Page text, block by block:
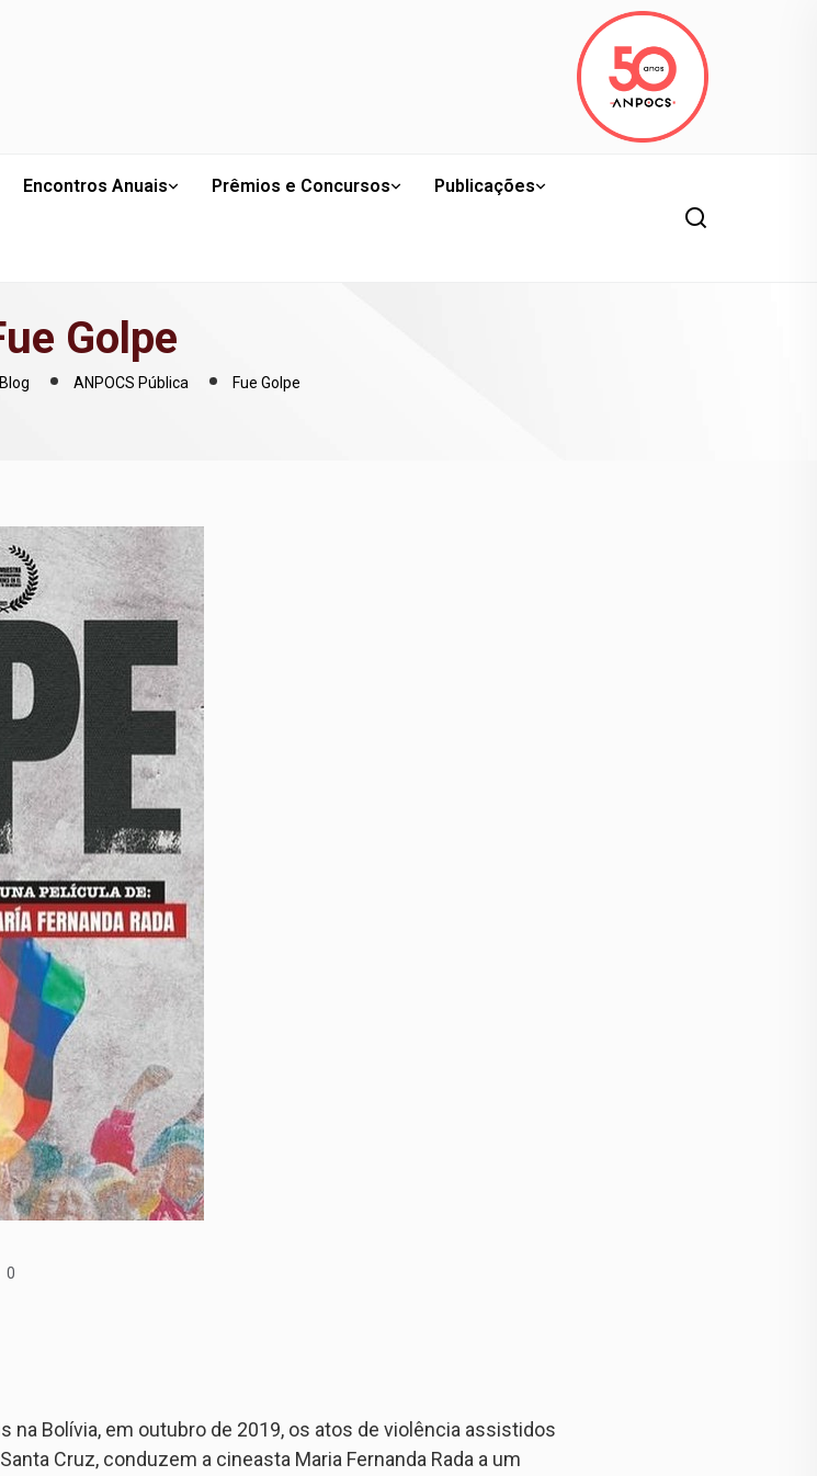
Encontros Anuais Prêmios e Concursos Publicações
Golpe
Blog ANPOCS Pública Fue Golpe
0
na Bolívia, em outubro de 2019, os atos de violência assistidos
Cruz, conduzem a cineasta Maria Fernanda Rada a um